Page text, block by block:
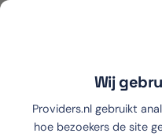
Wij
Providers.nl gebruikt
hoe bezoekers de site
›5› KPN